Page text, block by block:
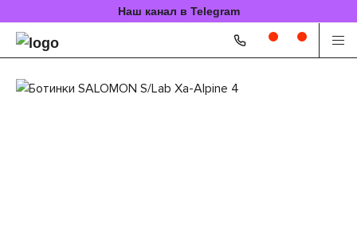
Наш канал в Telegram